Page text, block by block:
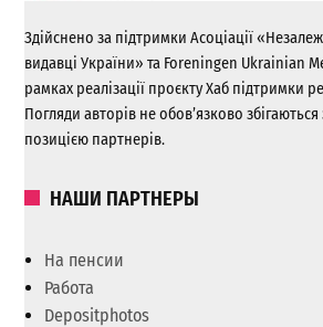
Здійснено за підтримки Асоціації
видавці України» та Foreningen Ukrainian
рамках реалізації проєкту Хаб підтримки
Погляди авторів не обов’язково
позицією партнерів.
НАШИ ПАРТНЕРЫ
На пенсии
Работа
Depositphotos